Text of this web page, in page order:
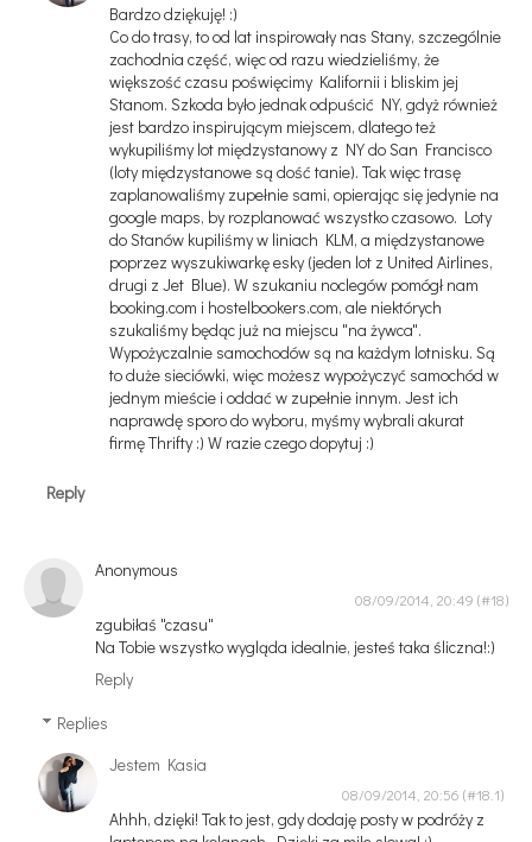
Bardzo dziękuję! :)
Co do trasy, to od lat inspirowały nas Stany, szczególnie
zachodnia część, więc od razu wiedzieliśmy, że
większość czasu poświęcimy Kalifornii i bliskim jej
Stanom. Szkoda było jednak odpuścić NY, gdyż również
jest bardzo inspirującym miejscem, dlatego też
wykupiliśmy lot międzystanowy z NY do San Francisco
(loty międzystanowe są dość tanie). Tak więc trasę
zaplanowaliśmy zupełnie sami, opierając się jedynie na
google maps, by rozplanować wszystko czasowo. Loty
do Stanów kupiliśmy w liniach KLM, a międzystanowe
poprzez wyszukiwarkę esky (jeden lot z United Airlines,
drugi z Jet Blue). W szukaniu noclegów pomógł nam
booking.com i hostelbookers.com, ale niektórych
szukaliśmy będąc już na miejscu "na żywca".
Wypożyczalnie samochodów są na każdym lotnisku. Są
to duże sieciówki, więc możesz wypożyczyć samochód w
jednym mieście i oddać w zupełnie innym. Jest ich
naprawdę sporo do wyboru, myśmy wybrali akurat
firmę Thrifty :) W razie czego dopytuj :)
Reply
Anonymous
08/09/2014, 20:49
zgubiłaś "czasu"
Na Tobie wszystko wygląda idealnie, jesteś taka śliczna!:)
Reply
Replies
Jestem Kasia
08/09/2014, 20:56
Ahhh, dzięki! Tak to jest, gdy dodaję posty w podróży z